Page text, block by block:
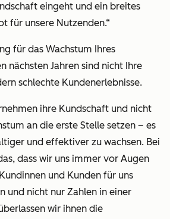
eingeht und ein breites
für unsere Nutzenden.“
für das Wachstum Ihres
nächsten Jahren sind nicht Ihre
schlechte Kundenerlebnisse.
ihre Kundschaft und nicht
an die erste Stelle setzen – es
und effektiver zu wachsen. Bei
dass wir uns immer vor Augen
und Kunden für uns
und nicht nur Zahlen in einer
wir ihnen die